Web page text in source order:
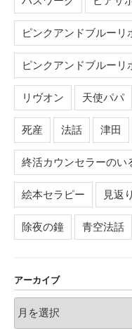
ピンクアンドブルーリ
ピンクアンドブルーリ
リヴオン 天使パパ
死産 法話 津田
終活カウンセラーのい
絵本セラピー 見返
除夜の鐘 青空法話
アーカイブ
ー